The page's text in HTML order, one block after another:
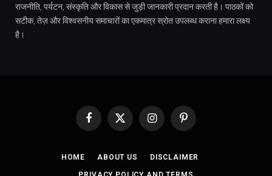
राजनीति, पर्यटन, संस्कृति और विकास से जुड़ी जानकारी प्रदान करती है। पाठकों को
सटीक, तेज़ और विश्वसनीय समाचारों का एकमात्र स्रोत उपलब्ध कराना हमारा लक्ष्य
है।
Facebook
X
InstagramPinterest
HOME ABOUT US DISCLAIMER